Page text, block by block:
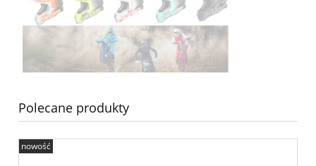
Polecane produkty
nowość